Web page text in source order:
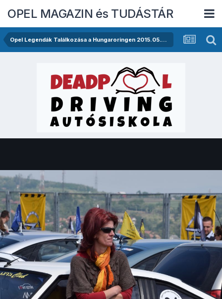
OPEL MAGAZIN és TUDÁSTÁR
Opel Legendák Találkozása a Hungaroringen 2015.05.16.